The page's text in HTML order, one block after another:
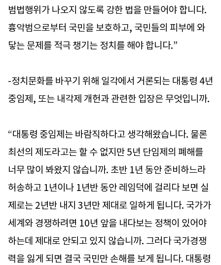
범법행위가 나오지 않도록 강한 법을 만들어야 합니다.
흉악범으로부터 국민을 보호하고, 국민들의 피부에 와
닿는 문제를 적극 챙기는 정치를 해야 합니다.”
-정치문화를 바꾸기 위해 일각에서 거론되는 대통령 4년
중임제, 또는 내각제 개헌과 관련한 입장은 무엇입니까.
“대통령 중임제는 바람직하다고 생각해왔습니다. 물론
최선의 제도라고는 할 수 없지만 5년 단임제의 폐해를
너무 많이 봐왔지 않습니까. 초반 1년 동안 준비하느라
허송하고 1년이나 1년반 동안 레임덕에 걸리다 보면 실
제로는 2년반 내지 3년만 제대로 일하게 됩니다. 국가가
세계와 경쟁하려면 10년 앞을 내다보는 정책이 있어야
하는데 제대로 안되고 있지 않습니까. 그러다 국가경쟁
력을 잃게 되면 결국 국민만 손해를 보게 됩니다. 대통령